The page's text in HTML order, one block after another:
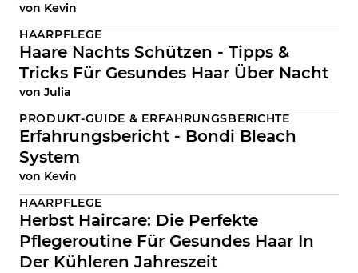
von Kevin
HAARPFLEGE
Haare Nachts Schützen - Tipps &
Tricks Für Gesundes Haar Über Nacht
von Julia
PRODUKT-GUIDE & ERFAHRUNGSBERICHTE
Erfahrungsbericht - Bondi Bleach
System
von Kevin
HAARPFLEGE
Herbst Haircare: Die Perfekte
Pflegeroutine Für Gesundes Haar In
Der Kühleren Jahreszeit